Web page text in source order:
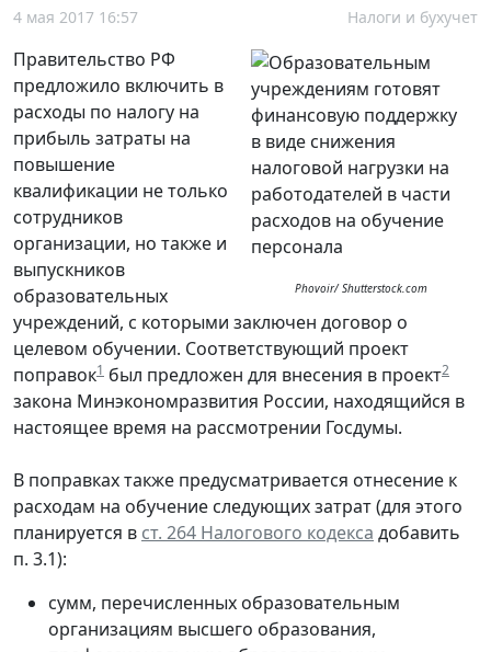
4 мая 2017 16:57 Налоги и бухучет
Phovoir/ Shutterstock.com
Правительство РФ
предложило включить в
расходы по налогу на
прибыль затраты на
повышение
квалификации не только
сотрудников
организации, но также и
выпускников
образовательных
учреждений, с которыми заключен договор о
целевом обучении. Соответствующий проект
поправок1 был предложен для внесения в проект2
закона Минэкономразвития России, находящийся в
настоящее время на рассмотрении Госдумы.
В поправках также предусматривается отнесение к
расходам на обучение следующих затрат (для этого
планируется в ст. 264 Налогового кодекса добавить
п. 3.1):
сумм, перечисленных образовательным
организациям высшего образования,